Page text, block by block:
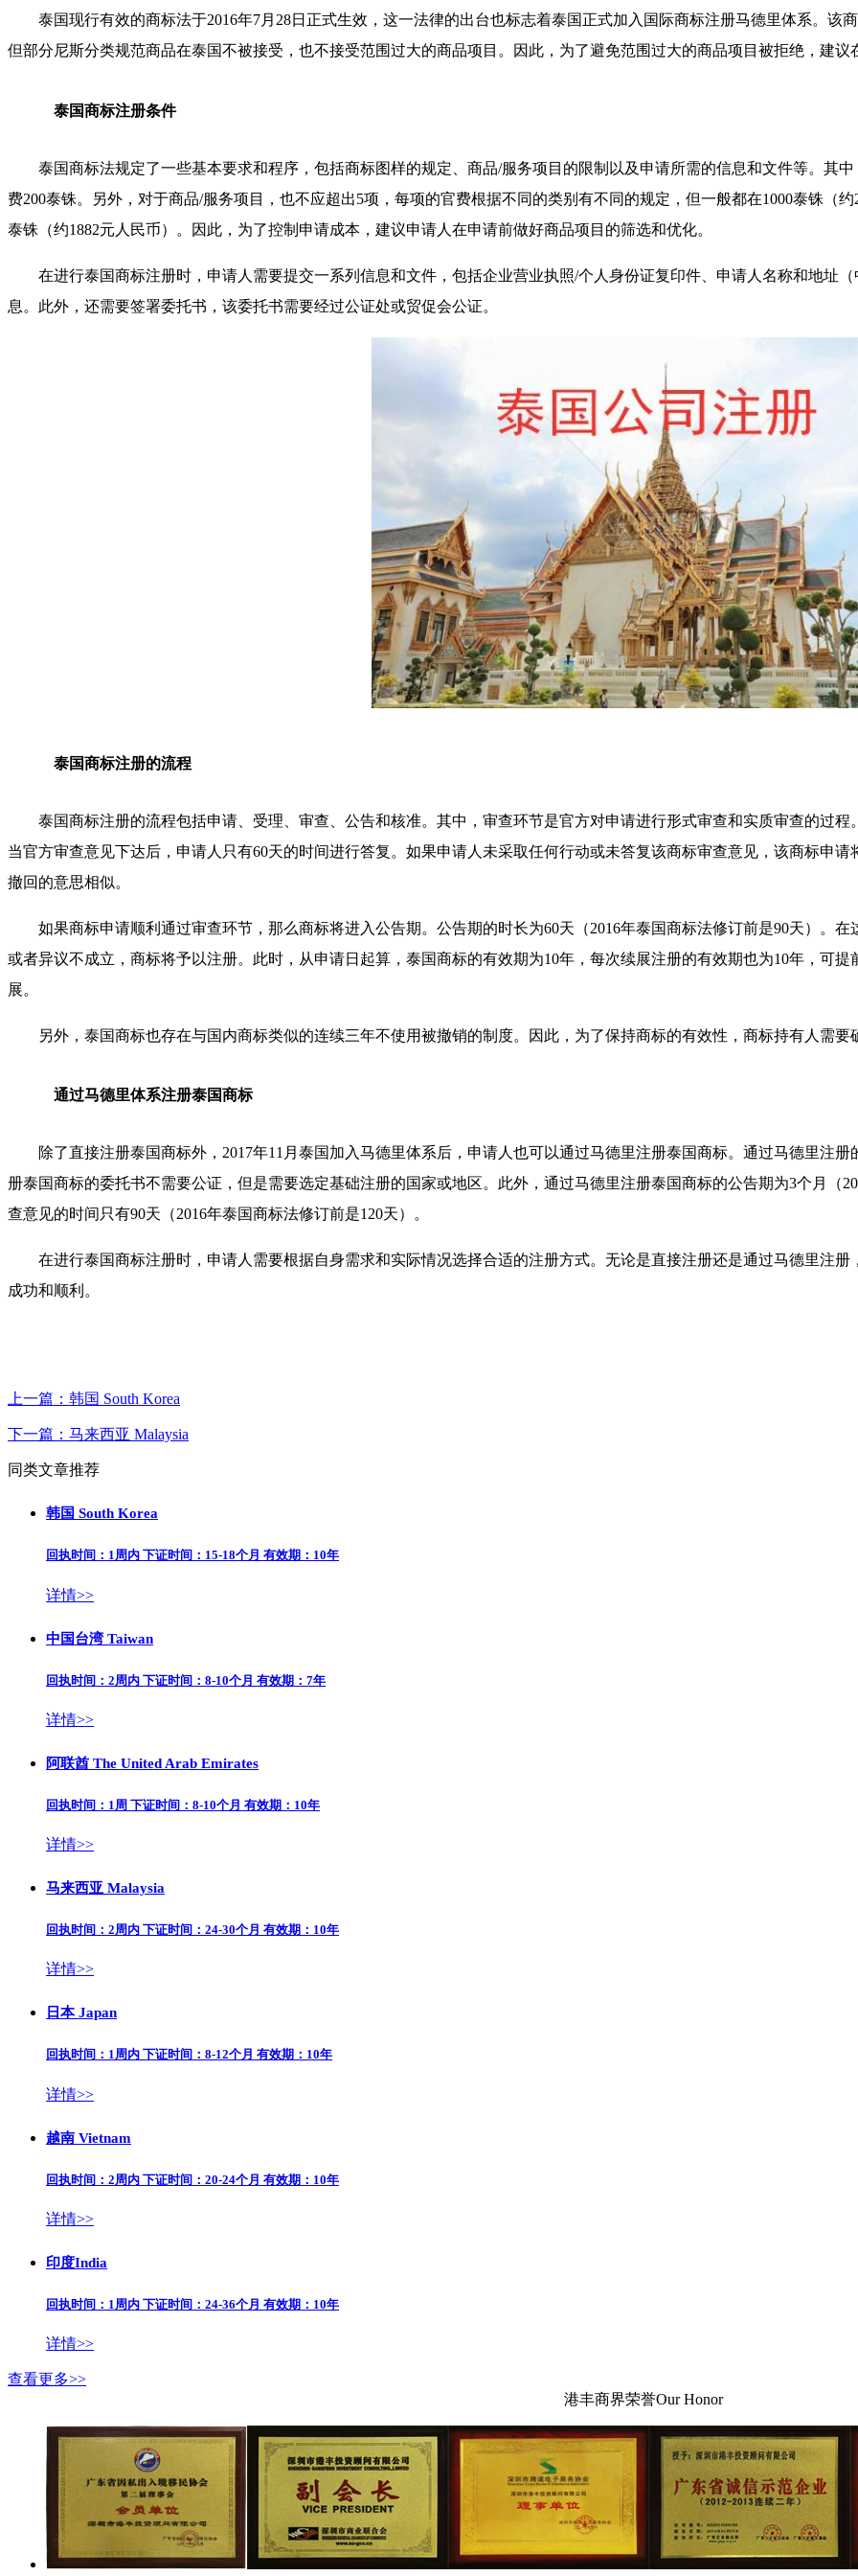
泰国现行有效的商标法于2016年7月28日正式生效，这一法律的出台也标志着泰国正式加入国际商标注册马德里体系。该
但部分尼斯分类规范商品在泰国不被接受，也不接受范围过大的商品项目。因此，为了避免范围过大的商品项目被拒绝，建
泰国商标注册条件
泰国商标法规定了一些基本要求和程序，包括商标图样的规定、商品/服务项目的限制以及申请所需的信息和文件等。其
费200泰铢。另外，对于商品/服务项目，也不应超出5项，每项的官费根据不同的类别有不同的规定，但一般都在1000泰铢（
泰铢（约1882元人民币）。因此，为了控制申请成本，建议申请人在申请前做好商品项目的筛选和优化。
在进行泰国商标注册时，申请人需要提交一系列信息和文件，包括企业营业执照/个人身份证复印件、申请人名称和地址
息。此外，还需要签署委托书，该委托书需要经过公证处或贸促会公证。
泰国商标注册的流程
泰国商标注册的流程包括申请、受理、审查、公告和核准。其中，审查环节是官方对申请进行形式审查和实质审查的过
当官方审查意见下达后，申请人只有60天的时间进行答复。如果申请人未采取任何行动或未答复该商标审查意见，该商标申
撤回的意思相似。
如果商标申请顺利通过审查环节，那么商标将进入公告期。公告期的时长为60天（2016年泰国商标法修订前是90天）。
或者异议不成立，商标将予以注册。此时，从申请日起算，泰国商标的有效期为10年，每次续展注册的有效期也为10年，可
展。
另外，泰国商标也存在与国内商标类似的连续三年不使用被撤销的制度。因此，为了保持商标的有效性，商标持有人需要
通过马德里体系注册泰国商标
除了直接注册泰国商标外，2017年11月泰国加入马德里体系后，申请人也可以通过马德里注册泰国商标。通过马德里注
册泰国商标的委托书不需要公证，但是需要选定基础注册的国家或地区。此外，通过马德里注册泰国商标的公告期为3个月（
查意见的时间只有90天（2016年泰国商标法修订前是120天）。
在进行泰国商标注册时，申请人需要根据自身需求和实际情况选择合适的注册方式。无论是直接注册还是通过马德里注
成功和顺利。
上一篇： 韩国 South Korea
下一篇： 马来西亚 Malaysia
同类文章推荐
韩国 South Korea
回执时间：1周内 下证时间：15-18个月 有效期：10年
详情>>
中国台湾 Taiwan
回执时间：2周内 下证时间：8-10个月 有效期：7年
详情>>
阿联酋 The United Arab Emirates
回执时间：1周 下证时间：8-10个月 有效期：10年
详情>>
马来西亚 Malaysia
回执时间：2周内 下证时间：24-30个月 有效期：10年
详情>>
日本 Japan
回执时间：1周内 下证时间：8-12个月 有效期：10年
详情>>
越南 Vietnam
回执时间：2周内 下证时间：20-24个月 有效期：10年
详情>>
印度India
回执时间：1周内 下证时间：24-36个月 有效期：10年
详情>>
查看更多>>
港丰商界荣誉Our Honor